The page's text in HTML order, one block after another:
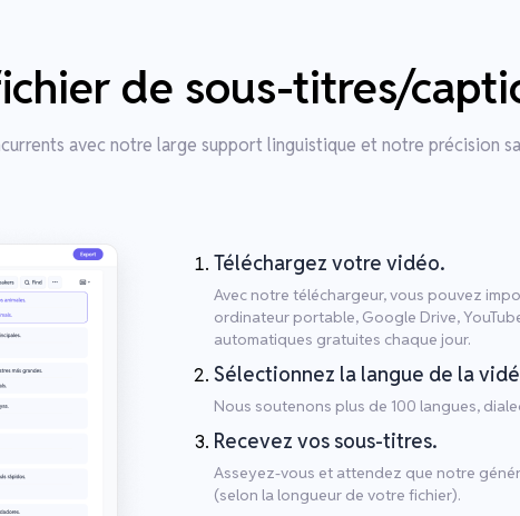
de sous-titres/
avec notre large support linguistique et notre précision
Téléchargez votre vidéo.
Avec notre téléchargeur, vous pouvez
ordinateur portable, Google Drive,
automatiques gratuites chaque jour.
Sélectionnez la langue de la
Nous soutenons plus de 100 langues,
Recevez vos sous-titres.
Asseyez-vous et attendez que notre
(selon la longueur de votre fichier).